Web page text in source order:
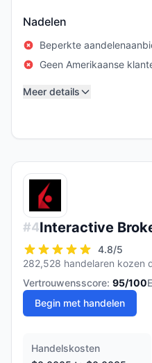
Nadelen
Beperkte
Geen Amerikaanse
Meer details
#4Interactive
4.8/5
282,528 handelaren kozen
Vertrouwensscore: 95/100
Begin met handelen
Handelskosten